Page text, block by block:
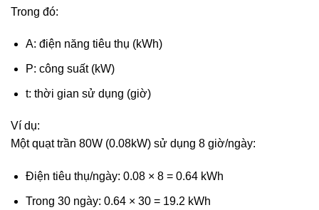
Trong đó:
A: điện năng tiêu thụ (kWh)
P: công suất (kW)
t: thời gian sử dụng (giờ)
Ví dụ:
Một quạt trần 80W (0.08kW) sử dụng 8 giờ/ngày:
Điện tiêu thụ/ngày: 0.08 × 8 = 0.64 kWh
Trong 30 ngày: 0.64 × 30 = 19.2 kWh